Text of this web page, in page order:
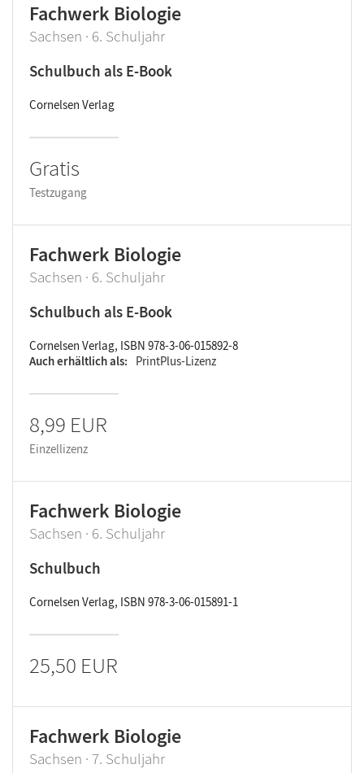
Fachwerk Biologie
Sachsen · 6. Schuljahr
Schulbuch als E-Book
Cornelsen Verlag
Gratis
Testzugang
Fachwerk Biologie
Sachsen · 6. Schuljahr
Schulbuch als E-Book
Cornelsen Verlag, ISBN 978-3-06-015892-8
Auch erhältlich als
PrintPlus-Lizenz
8,99 EUR
Einzellizenz
Fachwerk Biologie
Sachsen · 6. Schuljahr
Schulbuch
Cornelsen Verlag, ISBN 978-3-06-015891-1
25,50 EUR
Fachwerk Biologie
Sachsen · 7. Schuljahr